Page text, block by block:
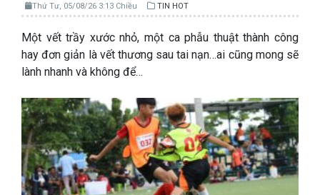
Thứ Tư, 05/08/26 3:13 Chiều TIN HOT
Một vết trầy xước nhỏ, một ca phẫu thuật thành công
hay đơn giản là vết thương sau tai nạn…ai cũng mong sẽ
lành nhanh và không để…